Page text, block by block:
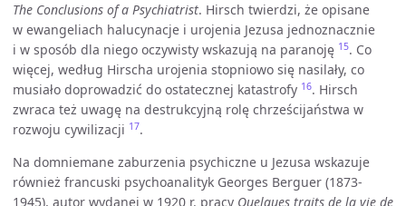
The Conclusions of a Psychiatrist. Hirsch twierdzi, że opisane
w ewangeliach halucynacje i urojenia Jezusa jednoznacznie
i w sposób dla niego oczywisty wskazują na paranoję 15. Co
więcej, według Hirscha urojenia stopniowo się nasilały, co
musiało doprowadzić do ostatecznej katastrofy 16. Hirsch
zwraca też uwagę na destrukcyjną rolę chrześcijaństwa w
rozwoju cywilizacji 17.
Na domniemane zaburzenia psychiczne u Jezusa wskazuje
również francuski psychoanalityk Georges Berguer (1873-
1945), autor wydanej w 1920 r. pracy Quelques traits de la vie de